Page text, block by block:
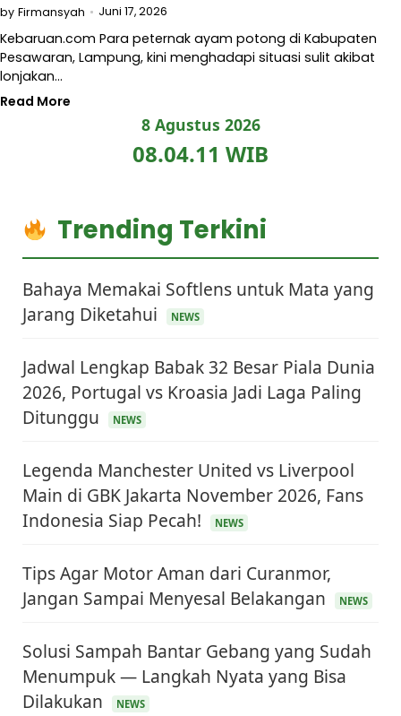
by Firmansyah Juni 17, 2026
Kebaruan.com Para peternak ayam potong di Kabupaten
Pesawaran, Lampung, kini menghadapi situasi sulit akibat
lonjakan…
Read More
8 Agustus 2026
08.04.12 WIB
Trending Terkini
Bahaya Memakai Softlens untuk Mata yang
Jarang Diketahui
NEWS
Jadwal Lengkap Babak 32 Besar Piala Dunia
2026, Portugal vs Kroasia Jadi Laga Paling
Ditunggu
NEWS
Legenda Manchester United vs Liverpool
Main di GBK Jakarta November 2026, Fans
Indonesia Siap Pecah!
NEWS
Tips Agar Motor Aman dari Curanmor,
Jangan Sampai Menyesal Belakangan
NEWS
Solusi Sampah Bantar Gebang yang Sudah
Menumpuk — Langkah Nyata yang Bisa
Dilakukan
NEWS